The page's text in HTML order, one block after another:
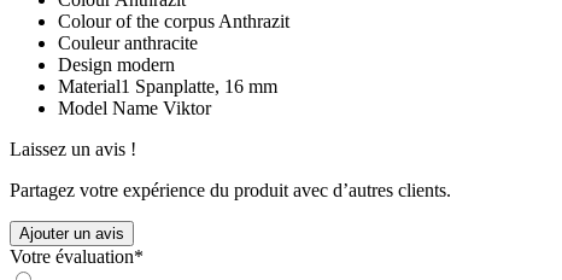
Colour of the corpus Anthrazit
Couleur anthracite
Design modern
Material1 Spanplatte, 16 mm
Model Name Viktor
Laissez un avis !
Partagez votre expérience du produit avec d’autres clients.
Ajouter un avis
Votre évaluation*